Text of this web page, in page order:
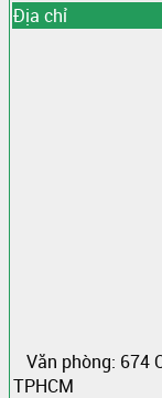
Địa chỉ
Văn phòng: 674
TPHCM